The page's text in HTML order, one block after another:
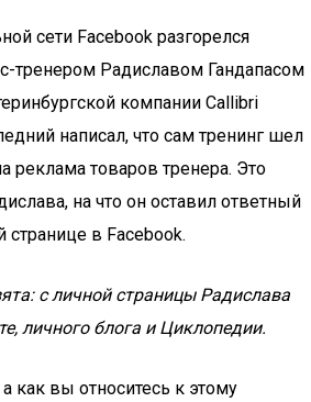
сети Facebook разгорелся
тренером Радиславом Гандапасом
компании Callibri
написал, что сам тренинг шел
реклама товаров тренера. Это
на что он оставил ответный
странице в Facebook.
с личной страницы Радислава
личного блога и Циклопедии.
как вы относитесь к этому